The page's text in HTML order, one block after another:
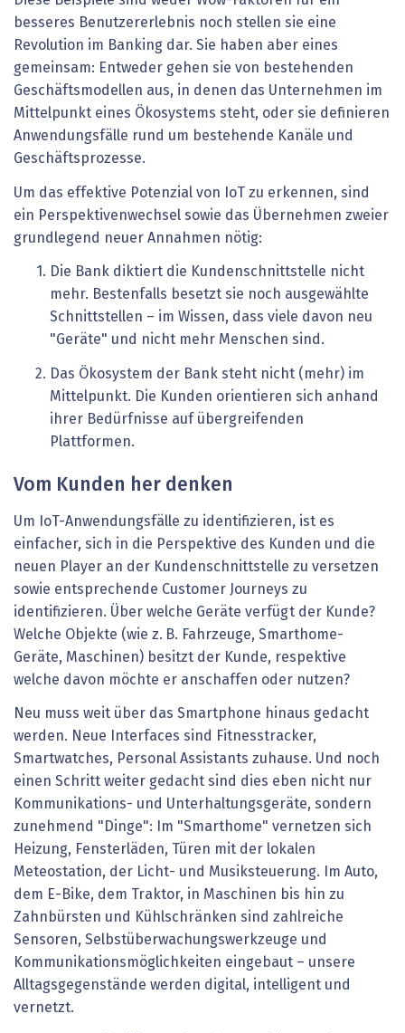
besseres Benutzererlebnis noch stellen sie eine
Revolution im Banking dar. Sie haben aber eines
gemeinsam: Entweder gehen sie von bestehenden
Geschäftsmodellen aus, in denen das Unternehmen im
Mittelpunkt eines Ökosystems steht, oder sie definieren
Anwendungsfälle rund um bestehende Kanäle und
Geschäftsprozesse.
Um das effektive Potenzial von IoT zu erkennen, sind
ein Perspektivenwechsel sowie das Übernehmen zweier
grundlegend neuer Annahmen nötig:
Die Bank diktiert die Kundenschnittstelle nicht
mehr. Bestenfalls besetzt sie noch ausgewählte
Schnittstellen – im Wissen, dass viele davon neu
"Geräte" und nicht mehr Menschen sind.
Das Ökosystem der Bank steht nicht (mehr) im
Mittelpunkt. Die Kunden orientieren sich anhand
ihrer Bedürfnisse auf übergreifenden
Plattformen.
Vom Kunden her denken
Um IoT-Anwendungsfälle zu identifizieren, ist es
einfacher, sich in die Perspektive des Kunden und die
neuen Player an der Kundenschnittstelle zu versetzen
sowie entsprechende Customer Journeys zu
identifizieren. Über welche Geräte verfügt der Kunde?
Welche Objekte (wie z. B. Fahrzeuge, Smarthome-
Geräte, Maschinen) besitzt der Kunde, respektive
welche davon möchte er anschaffen oder nutzen?
Neu muss weit über das Smartphone hinaus gedacht
werden. Neue Interfaces sind Fitnesstracker,
Smartwatches, Personal Assistants zuhause. Und noch
einen Schritt weiter gedacht sind dies eben nicht nur
Kommunikations- und Unterhaltungsgeräte, sondern
zunehmend "Dinge": Im "Smarthome" vernetzen sich
Heizung, Fensterläden, Türen mit der lokalen
Meteostation, der Licht- und Musiksteuerung. Im Auto,
dem E-Bike, dem Traktor, in Maschinen bis hin zu
Zahnbürsten und Kühlschränken sind zahlreiche
Sensoren, Selbstüberwachungswerkzeuge und
Kommunikationsmöglichkeiten eingebaut – unsere
Alltagsgegenstände werden digital, intelligent und
vernetzt.